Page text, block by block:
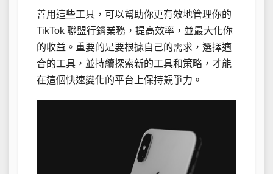
善用這些工具，可以幫助你更有效地管理你的
TikTok 聯盟行銷業務，提高效率，並最大化你
的收益。重要的是要根據自己的需求，選擇適
合的工具，並持續探索新的工具和策略，才能
在這個快速變化的平台上保持競爭力。